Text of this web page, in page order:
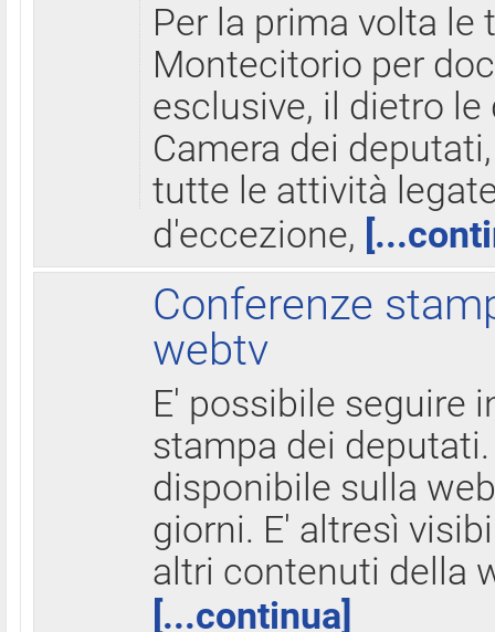
Per la prima volta le
Montecitorio per
esclusive, il dietro
Camera dei
tutte le attività
d'eccezione,
Conferenze
webtv
E' possibile seguire
stampa dei
disponibile sulla
giorni. E' altresì
altri contenuti della
[...continua]